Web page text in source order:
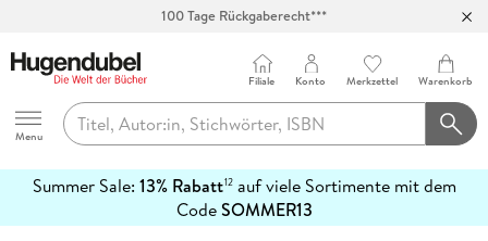
100 Tage Rückgaberecht***
Hugendubel
Menu
Filiale Konto Merkzettel Warenkorb
Summer Sale: 13% Rabatt12auf viele Sortimente mit dem
CodeSOMMER13
erfahren